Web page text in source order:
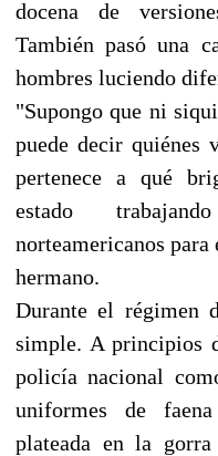
docena de
También pasó una
hombres luciendo
"Supongo que ni
puede decir quiénes
pertenece a qué
estado
norteamericanos para
hermano.
Durante el régimen
simple. A principios
policía nacional
uniformes de
plateada en la